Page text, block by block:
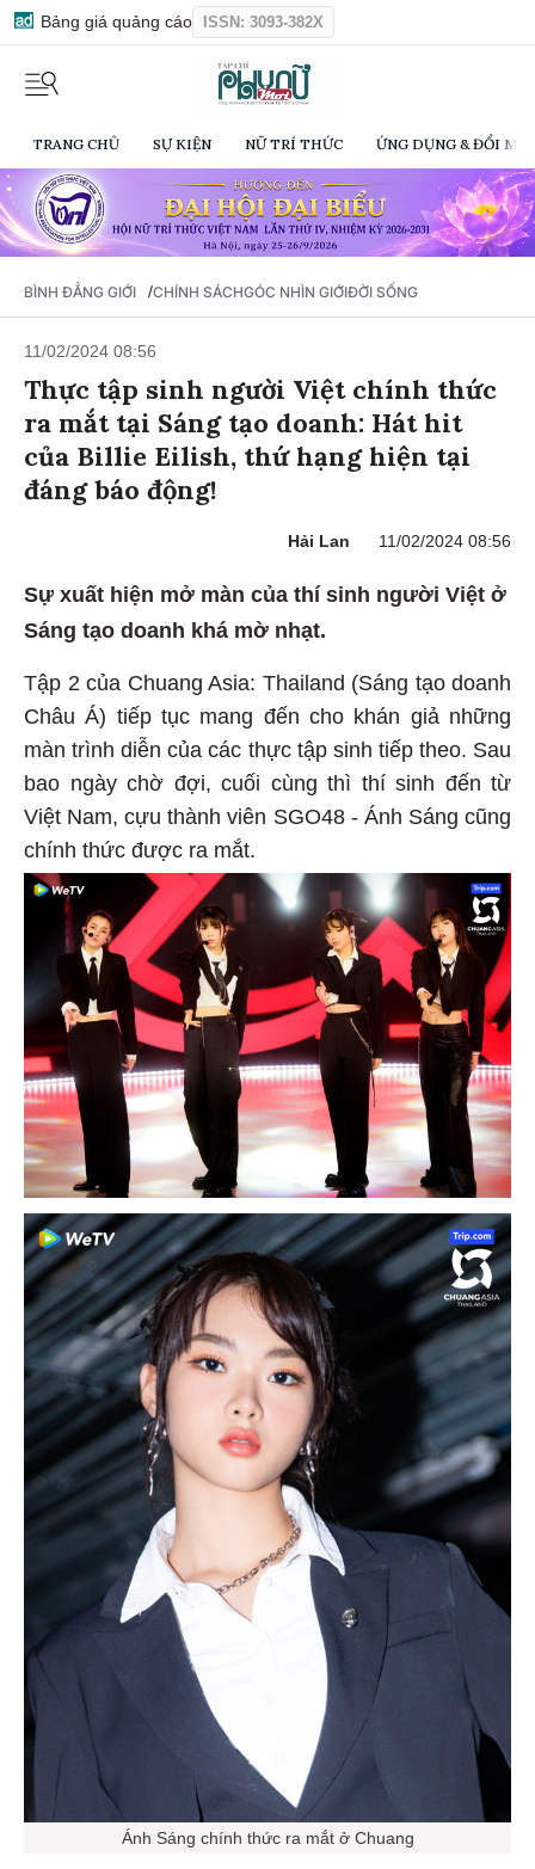
Bảng giá quảng cáo ISSN: 3093-382X
TRANG CHỦ SỰ KIỆN NỮ TRÍ THỨC ỨNG DỤNG & ĐỔI
BÌNH ĐẲNG GIỚI /CHÍNH SÁCHGÓC NHÌN GIỚIĐỜI SỐNG
11/02/2024 08:56
Thực tập sinh người Việt chính thức
ra mắt tại Sáng tạo doanh: Hát hit
của Billie Eilish, thứ hạng hiện tại
đáng báo động!
Hải Lan 11/02/2024 08:56
Sự xuất hiện mở màn của thí sinh người Việt ở
Sáng tạo doanh khá mờ nhạt.
Tập 2 của Chuang Asia: Thailand (Sáng tạo doanh
Châu Á) tiếp tục mang đến cho khán giả những
màn trình diễn của các thực tập sinh tiếp theo. Sau
bao ngày chờ đợi, cuối cùng thì thí sinh đến từ
Việt Nam, cựu thành viên SGO48 - Ánh Sáng cũng
chính thức được ra mắt.
Ánh Sáng chính thức ra mắt ở Chuang